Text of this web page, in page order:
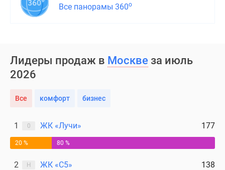
Все панорамы 360о
Лидеры продаж в Москве за июль
2026
Все комфорт бизнес
1 0 ЖК «Лучи» 177
20 % 80 %
2 Н ЖК «С5» 138